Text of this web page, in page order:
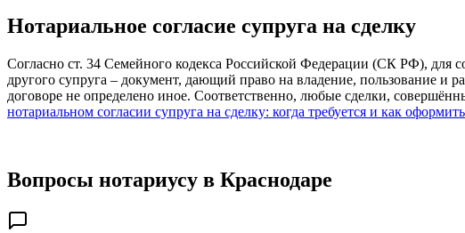
Нотариальное согласие супруга на сделку
Согласно ст. 34 Семейного кодекса Российской Федерации (СК РФ), для
другого супруга – документ, дающий право на владение, пользование и
договоре не определено иное. Соответственно, любые сделки,
нотариальном согласии супруга на сделку: когда требуется и как
Вопросы нотариусу в Краснодаре